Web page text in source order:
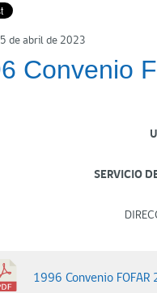
de abril de 2023
Convenio
SERVICIO
1996 Convenio FOFAR